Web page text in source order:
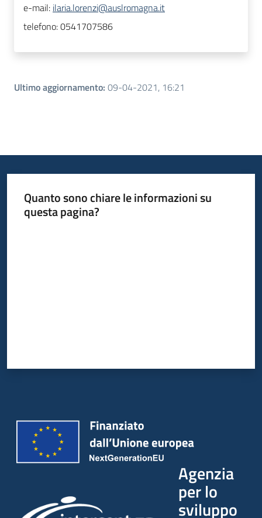
e-mail: ilaria.lorenzi@auslromagna.it
telefono:0541707586
Ultimo aggiornamento: 09-04-2021, 16:21
Quanto sono chiare le informazioni su
questa pagina?
Agenzia
per lo
sviluppo